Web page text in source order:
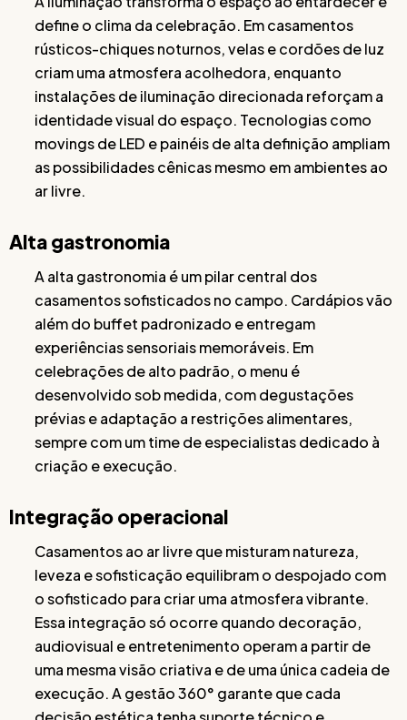
define o clima da celebração. Em casamentos
rústicos-chiques noturnos, velas e cordões de luz
criam uma atmosfera acolhedora, enquanto
instalações de iluminação direcionada reforçam a
identidade visual do espaço. Tecnologias como
movings de LED e painéis de alta definição ampliam
as possibilidades cênicas mesmo em ambientes ao
ar livre.
Alta gastronomia
A alta gastronomia é um pilar central dos
casamentos sofisticados no campo. Cardápios vão
além do buffet padronizado e entregam
experiências sensoriais memoráveis. Em
celebrações de alto padrão, o menu é
desenvolvido sob medida, com degustações
prévias e adaptação a restrições alimentares,
sempre com um time de especialistas dedicado à
criação e execução.
Integração operacional
Casamentos ao ar livre que misturam natureza,
leveza e sofisticação equilibram o despojado com
o sofisticado para criar uma atmosfera vibrante.
Essa integração só ocorre quando decoração,
audiovisual e entretenimento operam a partir de
uma mesma visão criativa e de uma única cadeia de
execução. A gestão 360° garante que cada